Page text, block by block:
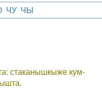
ЧУ ЧЫ
стаканышкыже кум-